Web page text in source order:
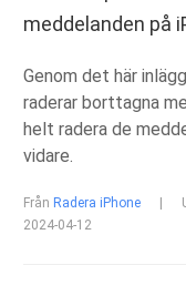
meddelanden på
Genom det här
raderar borttagna
helt radera de
vidare.
Från Radera iPhone
2024-04-12